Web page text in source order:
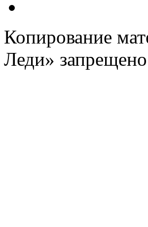
Копирование
Леди»